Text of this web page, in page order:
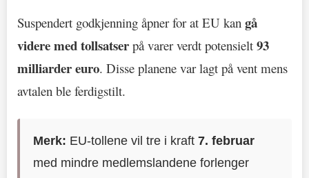
Suspendert godkjenning åpner for at EU kan gå
videre med tollsatser på varer verdt potensielt 93
milliarder euro. Disse planene var lagt på vent mens
avtalen ble ferdigstilt.
Merk: EU-tollene vil tre i kraft7. februar
med mindre medlemslandene forlenger